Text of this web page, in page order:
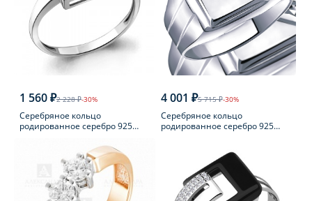
1 560 ₽2 228 ₽-30%
Серебряное кольцо
родированное серебро 925
4 001 ₽5 715 ₽-30%
Серебряное кольцо
родированное серебро 925